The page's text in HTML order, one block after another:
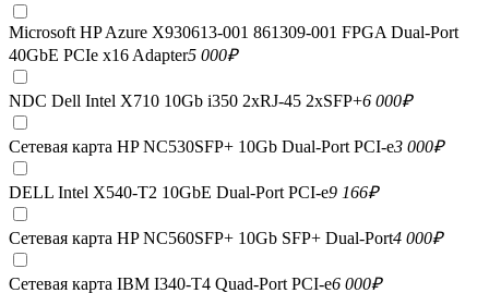
Microsoft HP Azure X930613-001 861309-001 FPGA Dual-Port
40GbE PCIe x16 Adapter5 000₽
NDC Dell Intel X710 10Gb i350 2xRJ-45 2xSFP+6 000₽
Сетевая карта HP NC530SFP+ 10Gb Dual-Port PCI-e3 000₽
DELL Intel X540-T2 10GbE Dual-Port PCI-e9 166₽
Сетевая карта HP NC560SFP+ 10Gb SFP+ Dual-Port4 000₽
Сетевая карта IBM I340-T4 Quad-Port PCI-e6 000₽